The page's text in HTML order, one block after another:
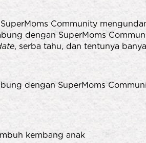
Community
dengan SuperMoms
, serba tahu, dan tentunya
dengan SuperMoms
kembang anak